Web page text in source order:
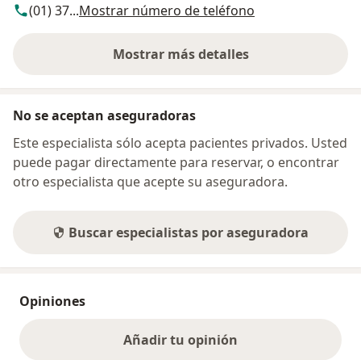
(01) 37...Mostrar número de teléfono
Mostrar más detalles
sobre la dirección
No se aceptan aseguradoras
Este especialista sólo acepta pacientes privados. Usted
puede pagar directamente para reservar, o encontrar
otro especialista que acepte su aseguradora.
Buscar especialistas por aseguradora
Opiniones
Añadir tu opinión